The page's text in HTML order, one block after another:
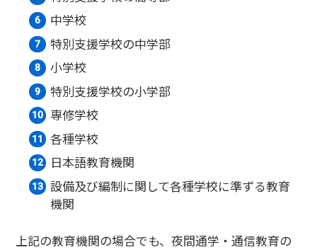
中学校
特別支援学校の中学部
小学校
特別支援学校の小学部
専修学校
各種学校
日本語教育機関
設備及び編制に関して各種学校に準ずる教育
機関
上記の教育機関の場合でも、夜間通学・通信教育の